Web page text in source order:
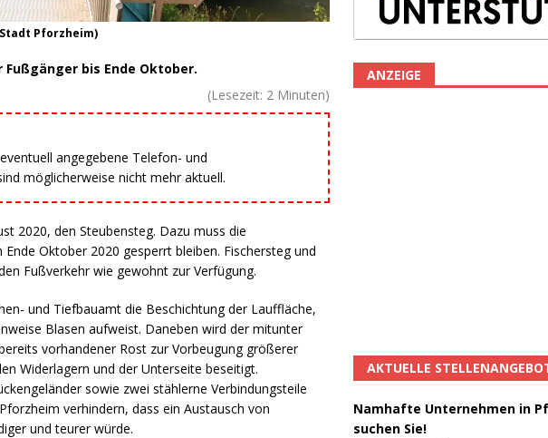
Pforzheim)
bis Ende Oktober.
(Lesezeit: 2 Minuten)
angegebene Telefon- und
möglicherweise nicht mehr aktuell.
2020, den Steubensteg. Dazu muss die
Oktober 2020 gesperrt bleiben. Fischersteg und
Fußverkehr wie gewohnt zur Verfügung.
und Tiefbauamt die Beschichtung der Lauffläche,
Blasen aufweist. Daneben wird der mitunter
vorhandener Rost zur Vorbeugung größerer
Widerlagern und der Unterseite beseitigt.
sowie zwei stählerne Verbindungsteile
verhindern, dass ein Austausch von
und teurer würde.
ANZEIGE
AKTUELLE
Namhafte Unternehmen in
suchen Sie!